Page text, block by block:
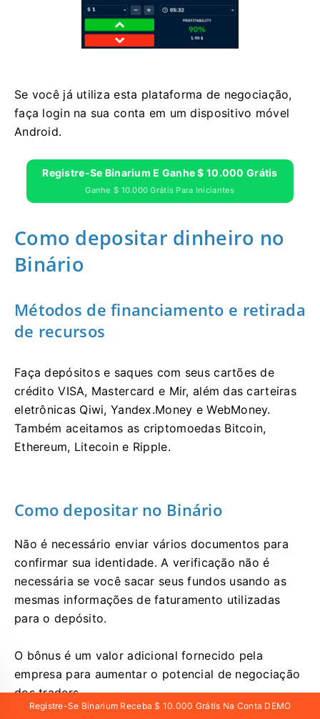
Se você já utiliza esta plataforma de negociação,
faça login na sua conta em um dispositivo móvel
Android.
Registre-Se Binarium E Ganhe $ 10.000 Grátis
Ganhe $ 10.000 Grátis Para Iniciantes
Como depositar dinheiro no
Binário
Métodos de financiamento e retirada
de recursos
Faça depósitos e saques com seus cartões de
crédito VISA, Mastercard e Mir, além das carteiras
eletrônicas Qiwi, Yandex.Money e WebMoney.
Também aceitamos as criptomoedas Bitcoin,
Ethereum, Litecoin e Ripple.
Como depositar no Binário
Não é necessário enviar vários documentos para
confirmar sua identidade. A verificação não é
necessária se você sacar seus fundos usando as
mesmas informações de faturamento utilizadas
para o depósito.
O bônus é um valor adicional fornecido pela
empresa para aumentar o potencial de negociação
dos traders.
Registre-Se Binarium Receba $ 10.000 Grátis Na Conta DEMO